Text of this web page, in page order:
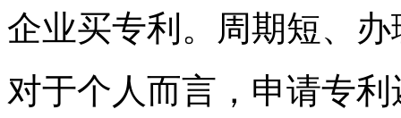
企业买专利。周期短、
对于个人而言，申请专